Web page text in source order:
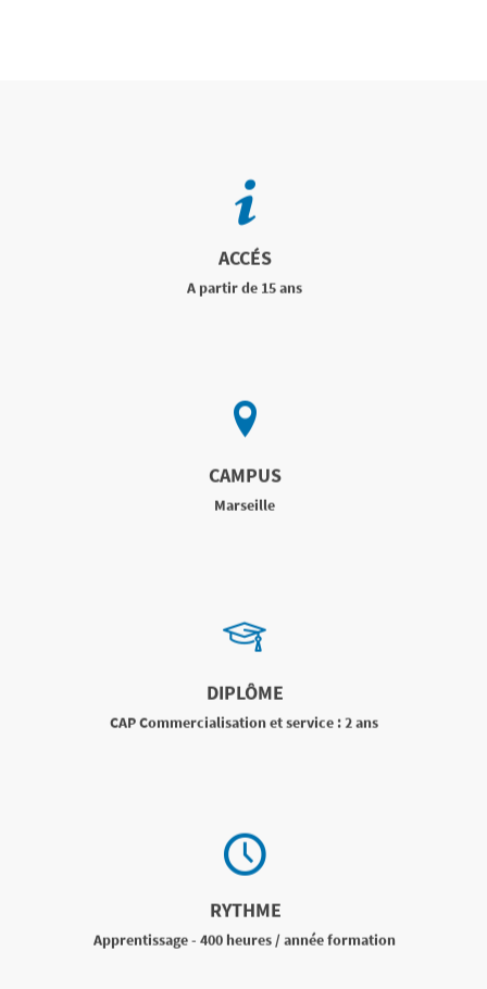
ACCÉS
A partir de 15 ans
CAMPUS
Marseille
DIPLÔME
CAP Commercialisation et service : 2 ans
RYTHME
Apprentissage - 400 heures / année formation